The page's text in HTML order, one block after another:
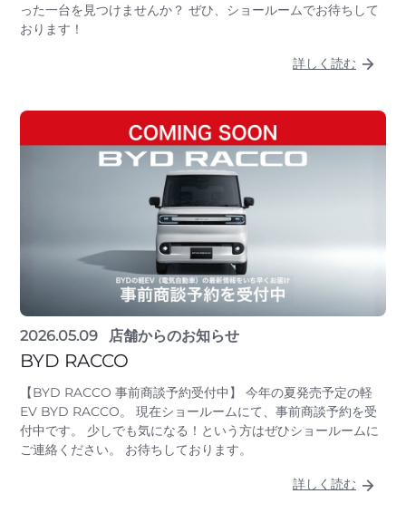
った一台を見つけませんか？ ぜひ、ショールームでお待ちして
おります！
詳しく読む
2026.05.09 店舗からのお知らせ
BYD RACCO
【BYD RACCO 事前商談予約受付中】 今年の夏発売予定の軽
EV BYD RACCO。 現在ショールームにて、事前商談予約を受
付中です。 少しでも気になる！という方はぜひショールームに
ご連絡ください。 お待ちしております。
詳しく読む